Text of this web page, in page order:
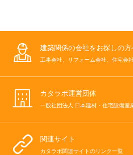
建築関係の会社をお探しの方
工事会社、リフォーム会社、住宅会
カタラボ運営団体
一般社団法人 日本建材・住宅設備産
関連サイト
カタラボ関連サイトのリンク一覧